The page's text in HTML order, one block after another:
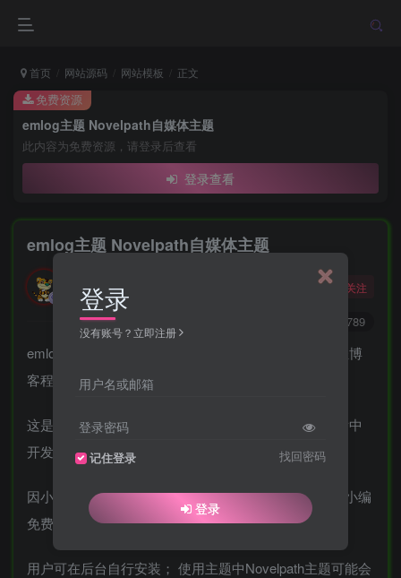
首页 网站源码 网站模板 正文
emlog主题 Novelpath自媒体主题
此内容为免费资源，请登录后查看
登录查看
免费资源
emlog主题 Novelpath自媒体主题
酒醒只在花前坐，酒醉还来花下眠。
关注
5789
emlog主题 Novelpath自媒体主题，开发的一款emlog轻博
客程序主题模板又叫emlog自媒体主题，
这是小编写个第二款主题，这款主题是小编在学习开发中
开发的一款测试主题，
因小编因其他原因，因此免费上架了emlog应用商店，小编
免费开源分享出来。
用户可在后台自行安装； 使用主题中Novelpath主题可能会
登录
没有账号？立即注册
用户名或邮箱
登录密码
记住登录 找回密码
登录